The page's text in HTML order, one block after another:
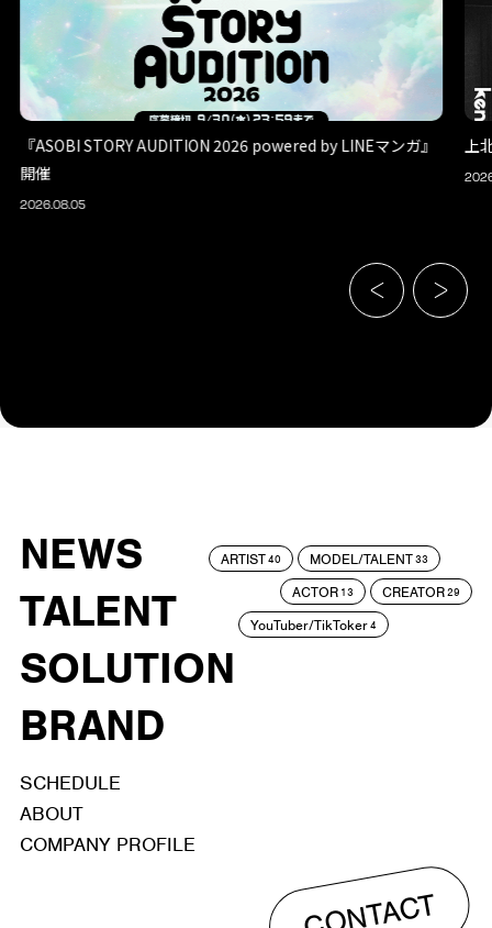
『ASOBI STORY AUDITION 2026 powered by LINEマンガ』
開催
2026.08.05
上
NEWS
TALENT
SOLUTION
BRAND
ARTIST40 MODEL/TALENT33
ACTOR 13 CREATOR29
YouTuber/TikToker4
SCHEDULE
ABOUT
COMPANY PROFILE